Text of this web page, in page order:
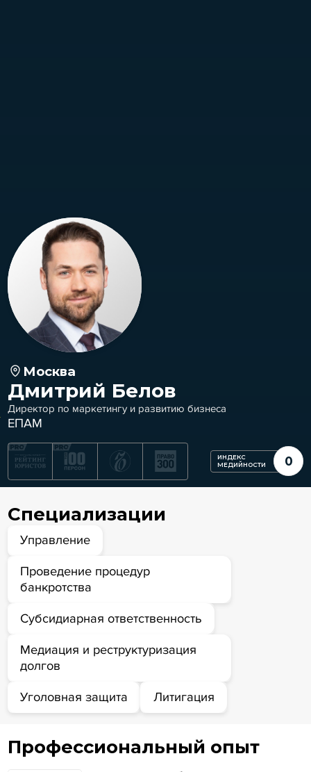
Москва
Дмитрий Белов
Директор по маркетингу и развитию бизнеса
ЕПАМ
ИНДЕКС
МЕДИЙНОСТИ
0
Специализации
Управление
Проведение процедур
банкротства
Субсидиарная ответственность
Медиация и реструктуризация
долгов
Уголовная защита Литигация
Профессиональный опыт